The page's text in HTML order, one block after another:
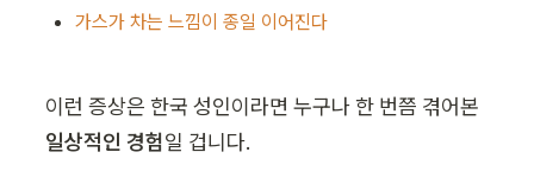
가스가 차는 느낌이 종일 이어진다
일상적인 경험일 겁니다.